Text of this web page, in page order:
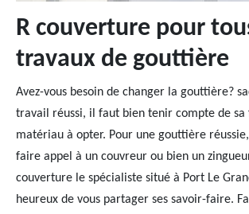
R couverture pour
travaux de gouttière
Avez-vous besoin de changer la gouttière?
travail réussi, il faut bien tenir compte de
matériau à opter. Pour une gouttière
faire appel à un couvreur ou bien un
couverture le spécialiste situé à Port Le
heureux de vous partager ses savoir-faire.